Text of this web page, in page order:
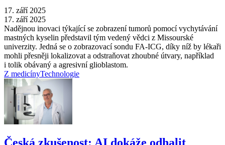
17. září 2025
17. září 2025
Nadějnou inovaci týkající se zobrazení tumorů pomocí vychytávání
mastných kyselin představil tým vedený vědci z Missourské
univerzity. Jedná se o zobrazovací sondu FA-ICG, díky níž by lékaři
mohli přesněji lokalizovat a odstraňovat zhoubné útvary, například
i tolik obávaný a agresivní glioblastom.
Z medicínyTechnologie